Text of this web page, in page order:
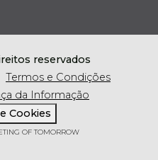
reservados
Termos e Condições
da Informação
Cookies
OF TOMORROW